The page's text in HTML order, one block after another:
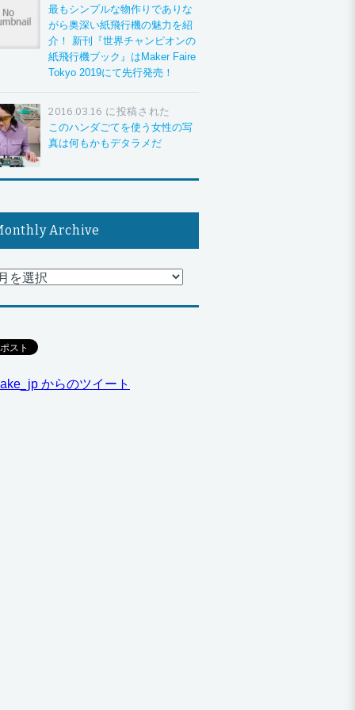
最もシンプルな物作りでありな
がら奥深い紙飛行機の魅力を紹
介！ 新刊『世界チャンピオンの
紙飛行機ブック』はMaker Faire
Tokyo 2019にて先行発売！
2016.03.16 に投稿された
このハンダごてを使う女性の写
真は何もかもデタラメだ
Archive
からのツイート